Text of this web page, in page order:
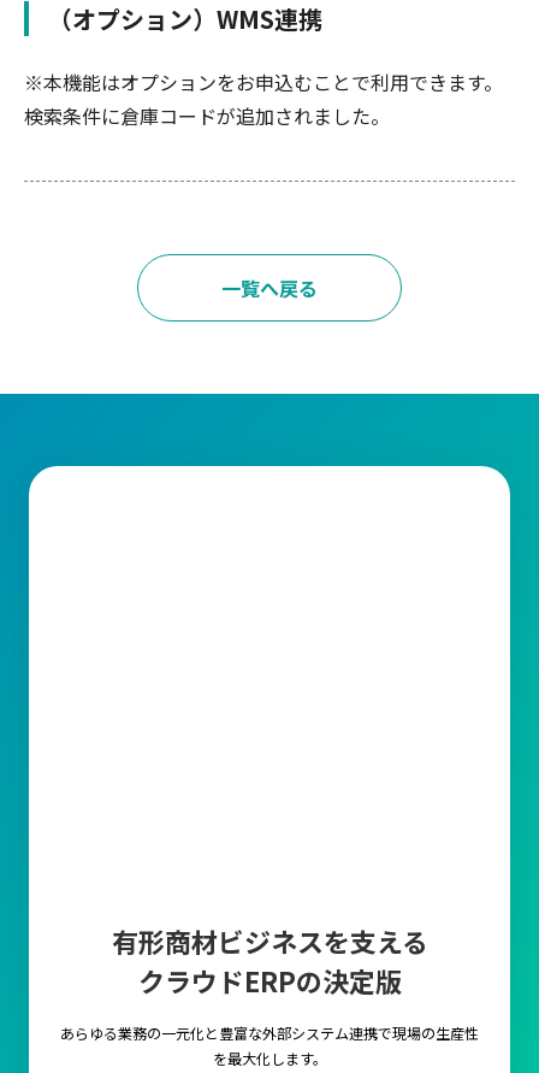
（オプション）WMS連携
※本機能はオプションをお申込むことで利用できます。
検索条件に倉庫コードが追加されました。
一覧へ戻る
有形商材ビジネスを支える
クラウドERPの決定版
あらゆる業務の一元化と豊富な外部システム連携で現場の生産性
を最大化します。